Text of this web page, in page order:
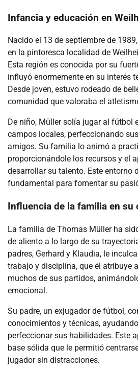
Infancia y educación en
Nacido el 13 de septiembre de
en la pintoresca localidad de
Esta región es conocida por su
influyó enormemente en su interés
Desde joven, estuvo rodeado de
comunidad que valoraba el
De niño, Müller solía jugar al fútbol
campos locales, perfeccionando
amigos. Su familia lo animó a
proporcionándole los recursos y el
desarrollar su talento. Este entorno
fundamental para fomentar su
Influencia de la familia en
La familia de Thomas Müller ha
de aliento a lo largo de su
padres, Gerhard y Klaudia, le
trabajo y disciplina, que él atribuye
muchos de sus partidos,
emocional.
Su padre, un exjugador de fútbol,
conocimientos y técnicas,
perfeccionar sus habilidades. Este
base sólida que le permitió
jugador sin distracciones.